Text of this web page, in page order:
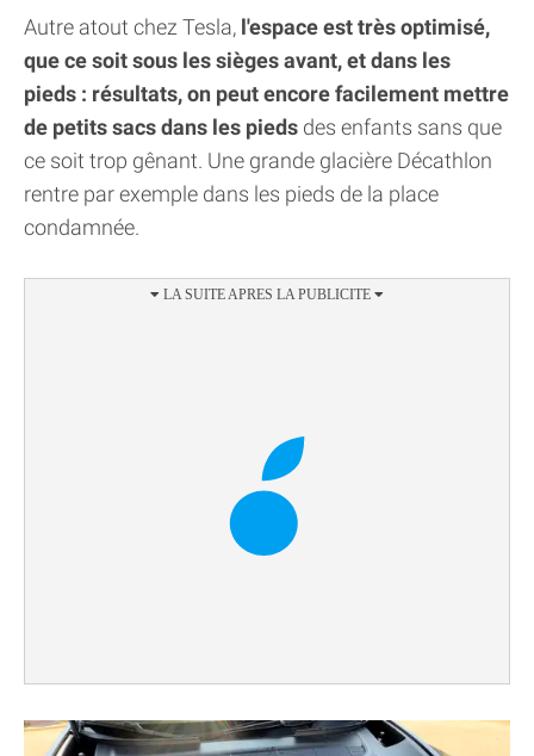
Autre atout chez Tesla, l'espace est très optimisé,
que ce soit sous les sièges avant, et dans les
pieds : résultats, on peut encore facilement mettre
de petits sacs dans les pieds des enfants sans que
ce soit trop gênant. Une grande glacière Décathlon
rentre par exemple dans les pieds de la place
condamnée.